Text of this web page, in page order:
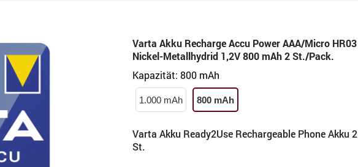
Varta Akku Recharge Accu Power AAA/Micro HR03
Nickel-Metallhydrid 1,2V 800 mAh 2 St./Pack.
Kapazität: 800 mAh
1.000 mAh 800 mAh
Varta Akku Ready2Use Rechargeable Phone Akku 2
St.